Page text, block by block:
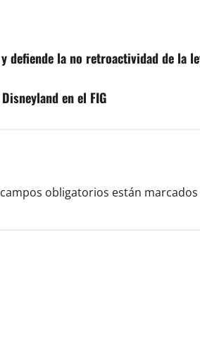
y defiende la no retroactividad de la
en el FIG
obligatorios están